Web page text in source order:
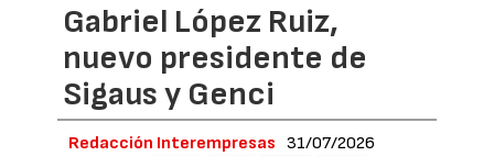
Gabriel López Ruiz,
nuevo presidente de
Sigaus y Genci
Redacción Interempresas 31/07/2026